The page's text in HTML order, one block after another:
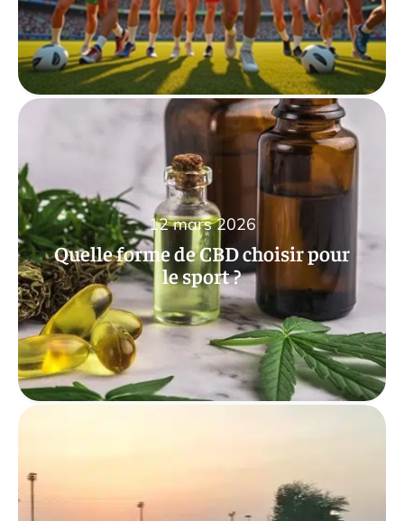
Quelle forme de CBD choisir pour
le sport ?
12 mars 2026